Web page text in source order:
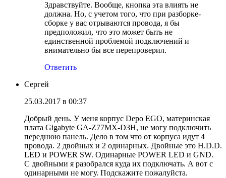
Здравствуйте. Вообще, кнопка эта влиять не
должна. Но, с учетом того, что при разборке-
сборке у вас отрываются провода, я бы
предположил, что это может быть не
единственной проблемой подключений и
внимательно бы все перепроверил.
Ответить
Сергей
25.03.2017 в 00:37
Добрый день. У меня корпус Depo EGO, материнская
плата Gigabyte GA-Z77MX-D3H, не могу подключить
переднюю панель. Дело в том что от корпуса идут 4
провода. 2 двойных и 2 одинарных. Двойные это H.D.D.
LED и POWER SW. Одинарные POWER LED и GND.
С двойными я разобрался куда их подключать. А вот с
одинарными не могу. Подскажите пожалуйста.